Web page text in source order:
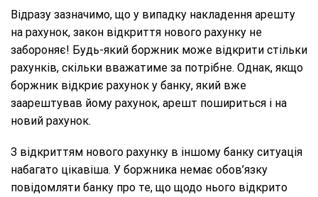
Відразу зазначимо, що у випадку накладення арешту
на рахунок, закон відкриття нового рахунку не
забороняє! Будь-який боржник може відкрити стільки
рахунків, скільки вважатиме за потрібне. Однак, якщо
боржник відкриє рахунок у банку, який вже
заарештував йому рахунок, арешт пошириться і на
новий рахунок.
З відкриттям нового рахунку в іншому банку ситуація
набагато цікавіша. У боржника немає обов’язку
повідомляти банку про те, що щодо нього відкрито